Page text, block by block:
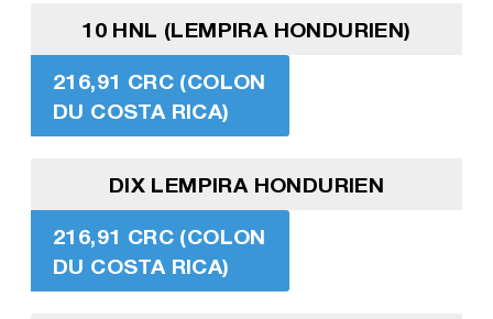
10 HNL (LEMPIRA HONDURIEN)
216,91 CRC (COLON
DU COSTA RICA)
DIX LEMPIRA HONDURIEN
216,91 CRC (COLON
DU COSTA RICA)